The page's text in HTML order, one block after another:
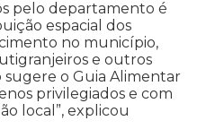
pelo departamento é
espacial dos
no município,
e outros
o Guia Alimentar
privilegiados e com
local”, explicou